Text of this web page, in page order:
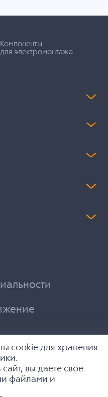
Компоненты
для электромонтажа
cookie для хранения
вы даете свое
файлами и